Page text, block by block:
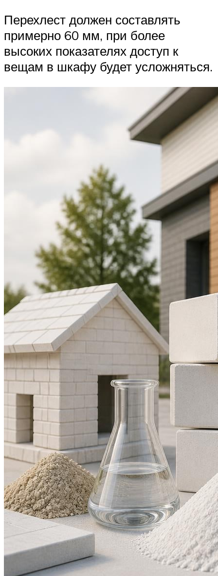
Перехлест должен составлять
примерно 60 мм, при более
высоких показателях доступ к
вещам в шкафу будет усложняться.